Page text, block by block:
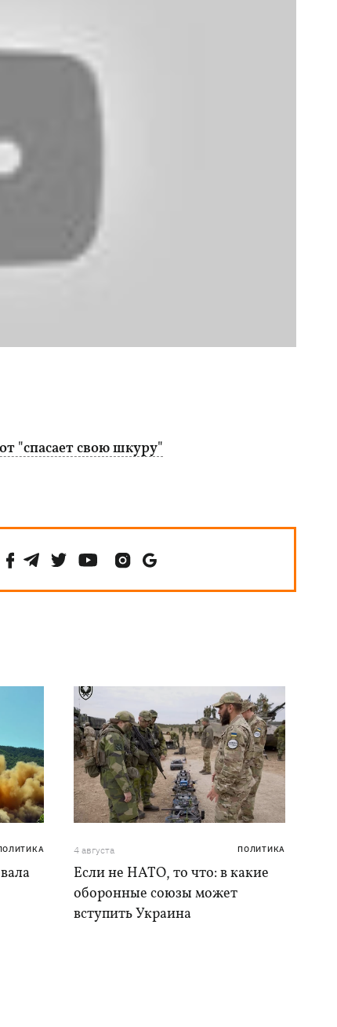
"спасает свою шкуру"
4 августа ПОЛИТИКА
Если не НАТО, то что: в какие
оборонные союзы может
вступить Украина